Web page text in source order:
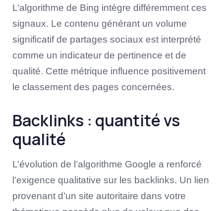
L’algorithme de Bing intègre différemment ces
signaux. Le contenu générant un volume
significatif de partages sociaux est interprété
comme un indicateur de pertinence et de
qualité. Cette métrique influence positivement
le classement des pages concernées.
Backlinks : quantité vs
qualité
L’évolution de l’algorithme Google a renforcé
l’exigence qualitative sur les backlinks. Un lien
provenant d’un site autoritaire dans votre